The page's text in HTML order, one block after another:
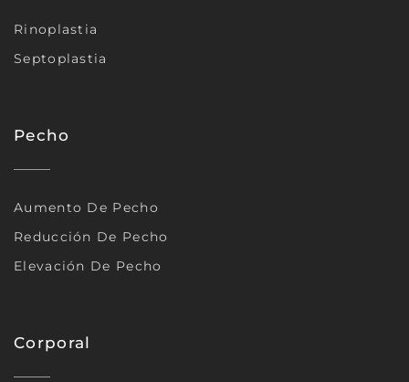
Rinoplastia
Septoplastia
Pecho
Aumento De Pecho
Reducción De Pecho
Elevación De Pecho
Corporal